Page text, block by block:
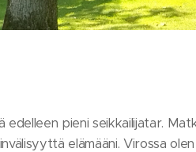
pieni seikkailijatar.
elämääni. Virossa